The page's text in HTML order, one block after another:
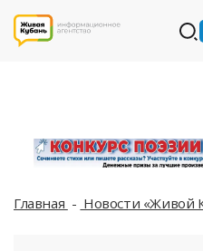
Главная Новости «Живой